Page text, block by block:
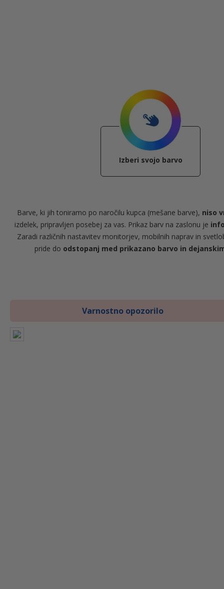
Izberi svojo barvo
Barve, ki jih toniramo po naročilu kupca (mešane barve), niso
izdelek, pripravljen posebej za vas. Prikaz barv na zaslonu je
Zaradi različnih nastavitev monitorjev, mobilnih naprav in
pride do odstopanj med prikazano barvo in
Varnostno opozorilo